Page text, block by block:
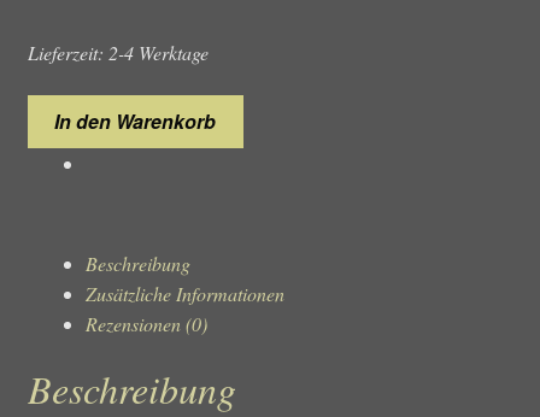
Lieferzeit: 2-4 Werktage
Guess
GW0614L1
In den Warenkorb
Beschreibung
Zusätzliche Informationen
Rezensionen (0)
Beschreibung